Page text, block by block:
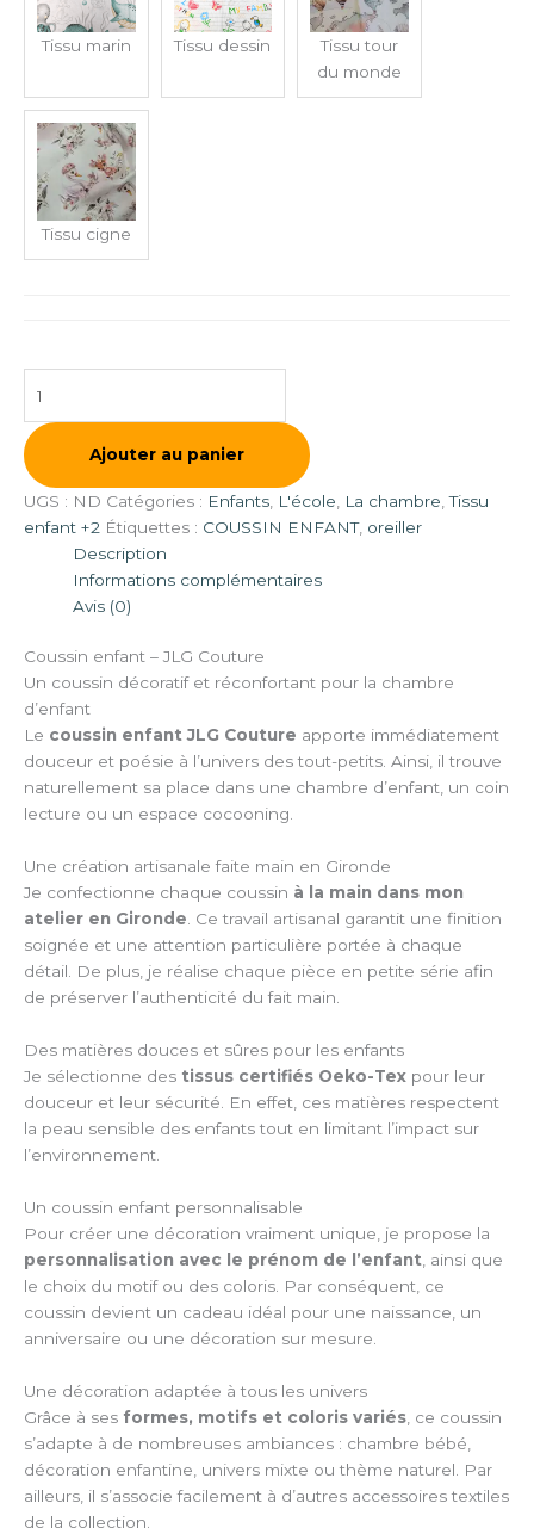
Tissu marin Tissu dessin
Tissu tour
du monde
Tissu cigne
Ajouter au panier
UGS : ND Catégories : Enfants L'école La chambre ,Tissu
enfant +2 Étiquettes : COUSSIN ENFANT, oreiller
Description
Informations complémentaires
Avis (0)
Coussin enfant – JLG Couture
Un coussin décoratif et réconfortant pour la chambre
d’enfant
Le coussin enfant JLG Couture apporte immédiatement
douceur et poésie à l’univers des tout-petits. Ainsi, il trouve
naturellement sa place dans une chambre d’enfant, un coin
lecture ou un espace cocooning.
Une création artisanale faite main en Gironde
Je confectionne chaque coussin à la main dans mon
atelier en Gironde. Ce travail artisanal garantit une finition
soignée et une attention particulière portée à chaque
détail. De plus, je réalise chaque pièce en petite série afin
de préserver l’authenticité du fait main.
Des matières douces et sûres pour les enfants
Je sélectionne des tissus certifiés Oeko-Tex pour leur
douceur et leur sécurité. En effet, ces matières respectent
la peau sensible des enfants tout en limitant l’impact sur
l’environnement.
Un coussin enfant personnalisable
Pour créer une décoration vraiment unique, je propose la
personnalisation avec le prénom de l’enfant , ainsi que
le choix du motif ou des coloris. Par conséquent, ce
coussin devient un cadeau idéal pour une naissance, un
anniversaire ou une décoration sur mesure.
Une décoration adaptée à tous les univers
Grâce à ses formes, motifs et coloris variés , ce coussin
s’adapte à de nombreuses ambiances : chambre bébé,
décoration enfantine, univers mixte ou thème naturel. Par
ailleurs, il s’associe facilement à d’autres accessoires textiles
de la collection.